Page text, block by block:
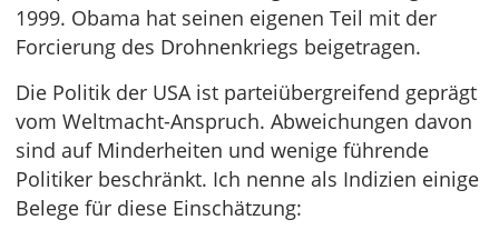
1999. Obama hat seinen eigenen Teil mit der
Forcierung des Drohnenkriegs beigetragen.
Die Politik der USA ist parteiübergreifend geprägt
vom Weltmacht-Anspruch. Abweichungen davon
sind auf Minderheiten und wenige führende
Politiker beschränkt. Ich nenne als Indizien einige
Belege für diese Einschätzung: